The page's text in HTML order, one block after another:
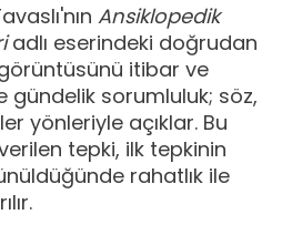
Ansiklopedik
adlı eserindeki doğrudan
itibar ve
gündelik sorumluluk; söz,
yönleriyle açıklar. Bu
tepki, ilk tepkinin
rahatlık ile